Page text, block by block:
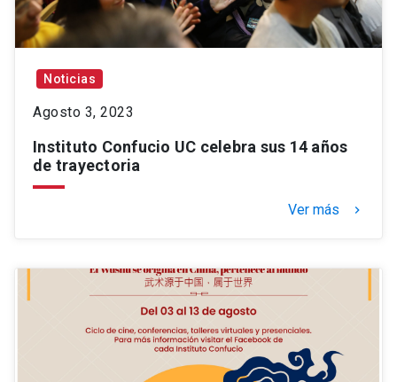
Noticias
Agosto 3, 2023
Instituto Confucio UC celebra sus 14 años
de trayectoria
Ver más keyboard_arrow_right